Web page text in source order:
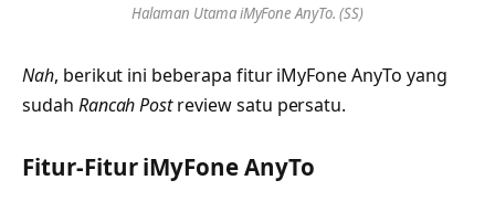
Halaman Utama iMyFone AnyTo. (SS)
Nah, berikut ini beberapa fitur iMyFone AnyTo yang
sudah Rancah Postreview satu persatu.
Fitur-Fitur iMyFone AnyTo